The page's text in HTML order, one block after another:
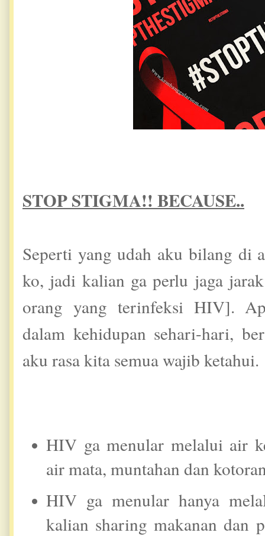
STOP STIGMA!! BECAUSE..
Seperti yang udah aku bilang di
ko, jadi kalian ga perlu jaga
orang yang terinfeksi HIV].
dalam kehidupan sehari-hari,
aku rasa kita semua wajib ketahui.
HIV ga menular melalui air
air mata, muntahan dan
HIV ga menular hanya
kalian sharing makanan dan